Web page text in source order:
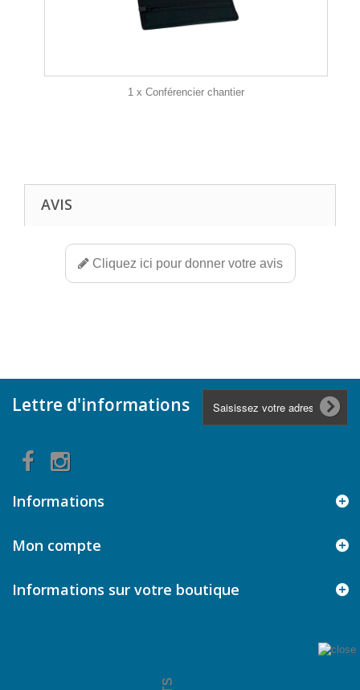
1 x Conférencier chantier
AVIS
Cliquez ici pour donner votre avis
Lettre d'informations
Informations
Mon compte
Informations sur votre boutique